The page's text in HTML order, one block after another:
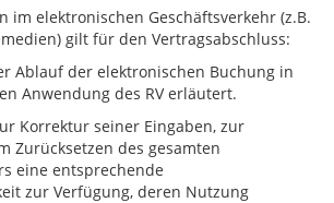
im elektronischen Geschäftsverkehr (z.B.
gilt für den Vertragsabschluss:
Ablauf der elektronischen Buchung in
Anwendung des RV erläutert.
Korrektur seiner Eingaben, zur
Zurücksetzen des gesamten
eine entsprechende
zur Verfügung, deren Nutzung